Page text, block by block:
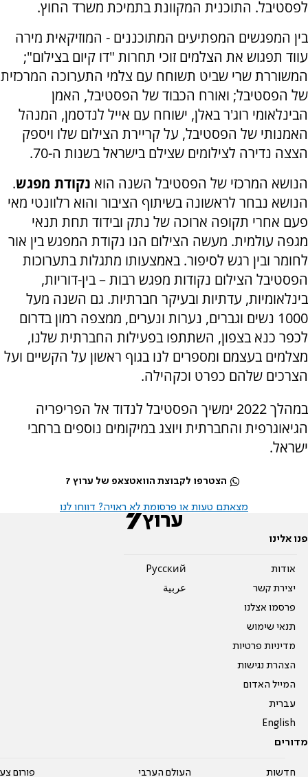
לפסטיבל. התוכנית המקוונת בתמיכת משרד החוץ.
בין המפגשים המפתיעים המתוכננים - המוזיקאית מירה
עווד תפגוש את הצלמים זוכי תחרות "דו קיום בצילום";
המשוררת שרי שביט תשוחח עם צלמי התערוכה המרכזית
של הפסטיבל; ואורח הכבוד של הפסטיבל, האמן
הבינלאומי רוג'ר באלן, ישוחח עם אייל לנדסמן, המנהל
האמנותי של הפסטיבל, על קריירת הצילום שלו ויספק
הצצה נדירה לצילומים שצילם בישראל בשנות ה-70.
הנושא המרכזי של הפסטיבל השנה הוא נקודת מפגש.
הנושא נבחר לראשונה בשיתוף הציבור והוא רלוונטי מאי
פעם אחרי תקופה ארוכה של נתק ובידוד תחת תנאי
מגפה עולמית. מעשה הצילום הנו נקודת המפגש בין אור
לחומר ובין רגש לסיפור. באמצעותו מתגלות בתערוכות
הפסטיבל הצילום נקודות מפגש רבות – בין-דוריות,
בינלאומיות, עדתיות ובעיקר חברתיות. גם השנה מעל
1000 נשים וגברים, נערות ונערים, ממצפה רמון בדרום
לכפר כנא בצפון, השתתפו בפעילות החברתית שלנו,
מצלמים בעצמם ומספרים לנו בגוף ראשון על הקשיים ועל
הצרכים שלהם כפרט וכקהילה.
במהלך 2022 ימשיך הפסטיבל לנדוד אל הפריפריה
הגיאוגרפית והחברתית ויוצג במיקומים נוספים ברחבי
ישראל.
הצטרפו לקבוצת הוואטצאפ של ערוץ 7
מצאתם טעות או פרסומת לא ראויה? דווחו לנו
פנו אלינו
אודות
יצירת קשר
פרסמו אצלנו
תנאי שימוש
מדיניות פרטיות
הצהרת נגישות
המייל האדום
עברית
English
Pусский
عربية
מדורים
חדשות העולם הערבי פורום